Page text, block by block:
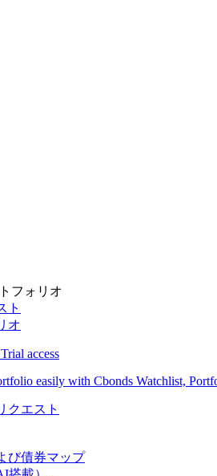
フォリオ
ト
オ
Trial access
easily with Cbonds Watchlist,
クエスト
び債券マップ